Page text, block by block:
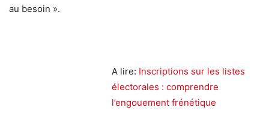
au besoin ».
A lire: Inscriptions sur les listes
électorales : comprendre
l’engouement frénétique